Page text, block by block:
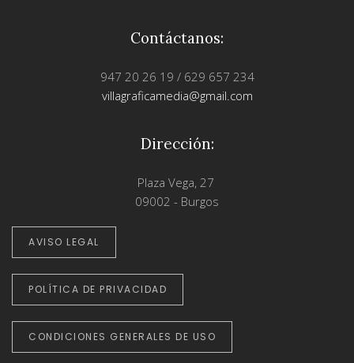
Contáctanos:
947 20 26 19 / 629 657 234
villagraficamedia@gmail.com
Dirección:
Plaza Vega, 27
09002 - Burgos
AVISO LEGAL
POLÍTICA DE PRIVACIDAD
CONDICIONES GENERALES DE USO